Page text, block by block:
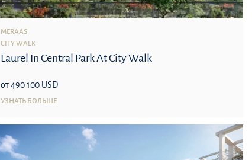
MERAAS
CITY WALK
Laurel In Central Park At City Walk
от 490 100 USD
УЗНАТЬ БОЛЬШЕ